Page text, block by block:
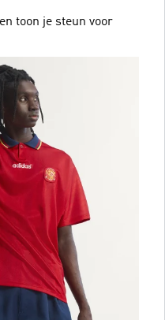
toon je steun voor